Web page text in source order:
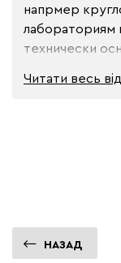
напрмер
технически
комната
Читати весь
НАЗАД